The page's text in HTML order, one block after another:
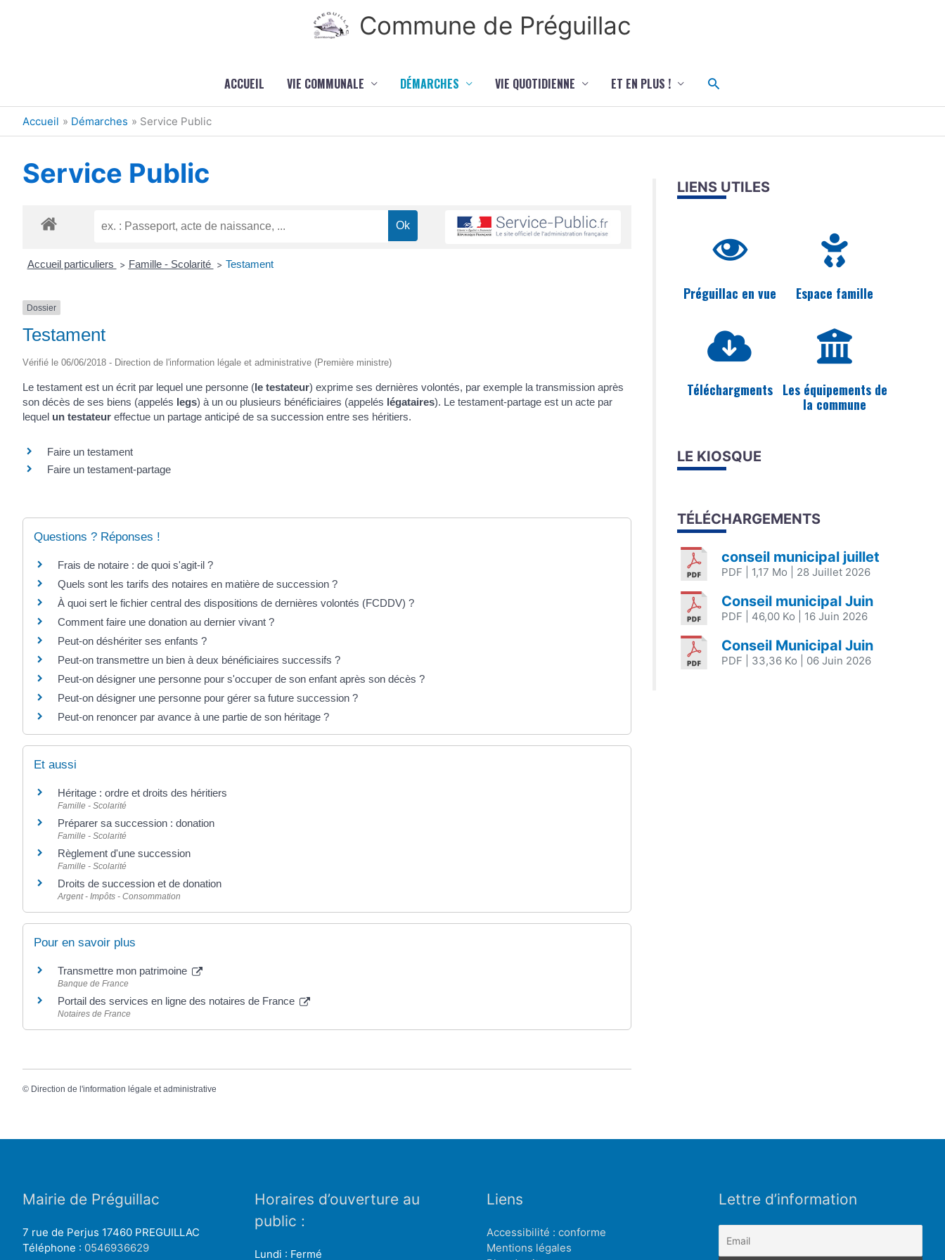
Commune de Préguillac
ACCUEIL VIE COMMUNALE DÉMARCHES VIE QUOTIDIENNE ET EN PLUS ! Rechercher
Accueil Démarches Service Public
Service Public
Accueil particuliers > Famille - Scolarité > Testament
Dossier
Testament
Vérifié le 06/06/2018 - Direction de l'information légale et administrative (Première ministre)
Le testament est un écrit par lequel une personne (le testateur) exprime ses dernières volontés, par exemple la transmission après
son décès de ses biens (appelés legs) à un ou plusieurs bénéficiaires (appelés légataires). Le testament-partage est un acte par
lequel un testateur effectue un partage anticipé de sa succession entre ses héritiers.
Faire un testament
Faire un testament-partage
Questions ? Réponses !
Frais de notaire : de quoi s'agit-il ?
Quels sont les tarifs des notaires en matière de succession ?
À quoi sert le fichier central des dispositions de dernières volontés (FCDDV) ?
Comment faire une donation au dernier vivant ?
Peut-on déshériter ses enfants ?
Peut-on transmettre un bien à deux bénéficiaires successifs ?
Peut-on désigner une personne pour s'occuper de son enfant après son décès ?
Peut-on désigner une personne pour gérer sa future succession ?
Peut-on renoncer par avance à une partie de son héritage ?
Et aussi
Héritage : ordre et droits des héritiers
Famille - Scolarité
Préparer sa succession : donation
Famille - Scolarité
Règlement d'une succession
Famille - Scolarité
Droits de succession et de donation
Argent - Impôts - Consommation
Pour en savoir plus
Transmettre mon patrimoine
Banque de France
Portail des services en ligne des notaires de France
Notaires de France
© Direction de l'information légale et administrative
LIENS UTILES
Préguillac en vue Espace famille
Téléchargments Les équipements de
la commune
LE KIOSQUE
TÉLÉCHARGEMENTS
conseil municipal juillet
PDF | 1,17 Mo | 28 Juillet 2026
Conseil municipal Juin
PDF | 46,00 Ko | 16 Juin 2026
Conseil Municipal Juin
PDF | 33,36 Ko | 06 Juin 2026
Mairie de Préguillac
7 rue de Perjus 17460 PREGUILLAC
Téléphone : 0546936629
Horaires d’ouverture au
public :
Lundi : Fermé
Liens
Accessibilité : conforme
Mentions légales
Lettre d’information